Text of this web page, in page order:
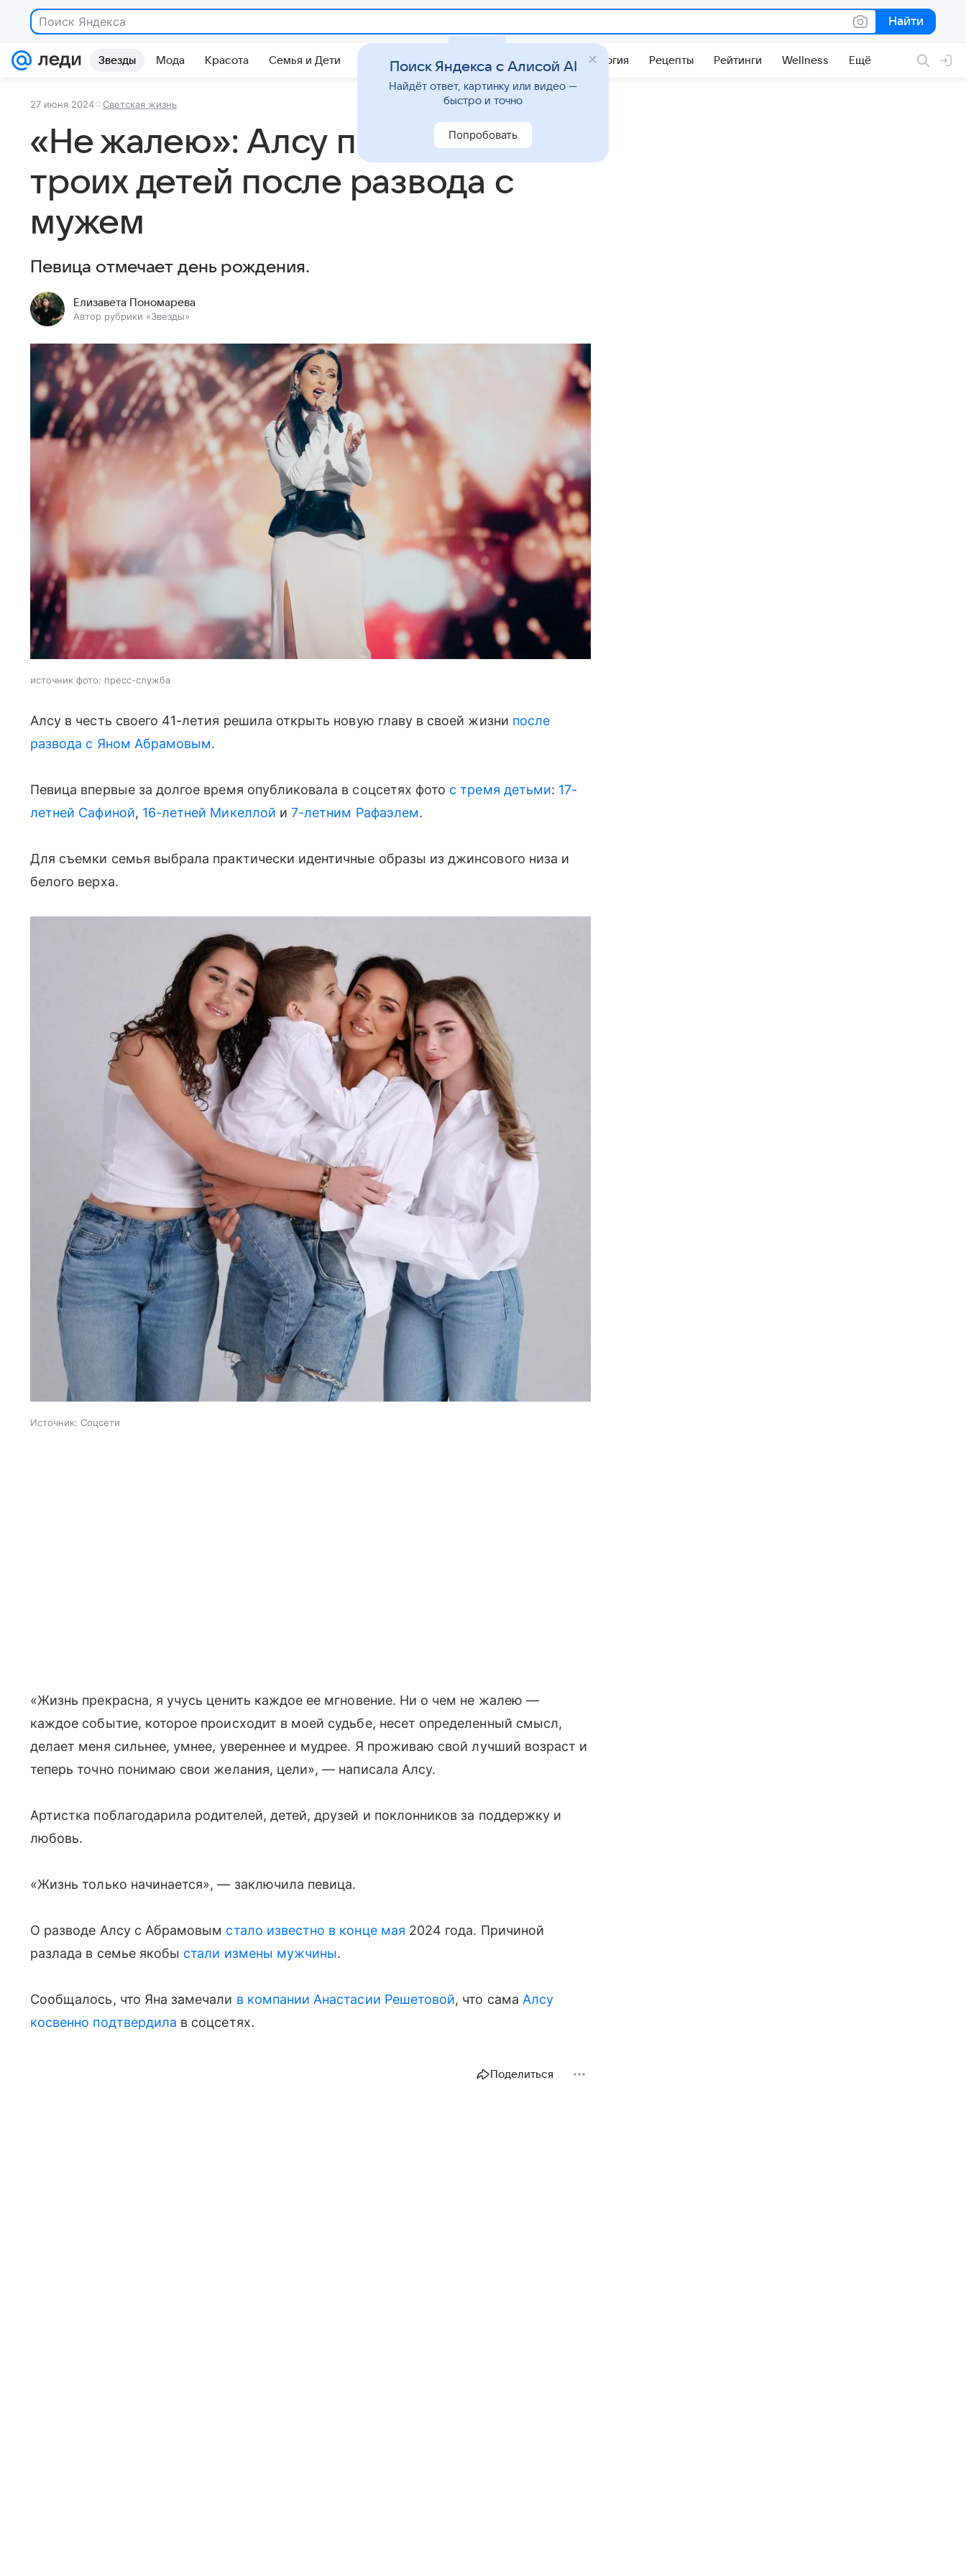
Поиск Яндекса Найти
Найти
Звезды Мода Красота Семья и Дети Гороскопы Стиль жизни Психология Рецепты Рейтинги Wellness Ещё
27 июня 2024 Светская жизнь
«Не жалею»: Алсу показала
троих детей после развода с
мужем
Певица отмечает день рождения.
Елизавета Пономарева
Автор рубрики «Звезды»
источник фото: пресс-служба
Алсу в честь своего 41-летия решила открыть новую главу в своей жизни после
развода с Яном Абрамовым.
Певица впервые за долгое время опубликовала в соцсетях фото с тремя детьми: 17-
летней Сафиной, 16-летней Микеллой и7-летним Рафаэлем.
Для съемки семья выбрала практически идентичные образы из джинсового низа и
белого верха.
Источник: Соцсети
«Жизнь прекрасна, я учусь ценить каждое ее мгновение. Ни о чем не жалею —
каждое событие, которое происходит в моей судьбе, несет определенный смысл,
делает меня сильнее, умнее, увереннее и мудрее. Я проживаю свой лучший возраст и
теперь точно понимаю свои желания, цели», — написала Алсу.
Артистка поблагодарила родителей, детей, друзей и поклонников за поддержку и
любовь.
«Жизнь только начинается», — заключила певица.
О разводе Алсу с Абрамовым стало известно в конце мая 2024 года. Причиной
разлада в семье якобы стали измены мужчины.
Сообщалось, что Яна замечали в компании Анастасии Решетовой, что сама Алсу
косвенно подтвердила в соцсетях.
Поделиться
Поиск Яндекса с Алисой AI
Найдёт ответ, картинку или видео —
быстро и точно
Попробовать